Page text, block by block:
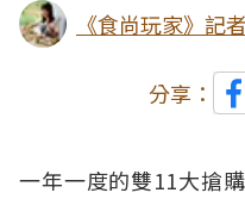
《食尚玩家》記
分享：
一年一度的雙11大搶